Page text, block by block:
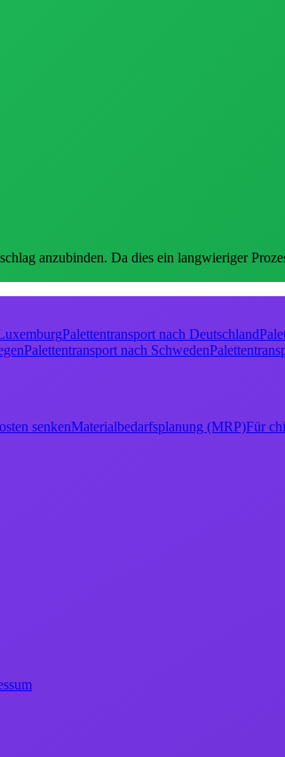
anzubinden. Da dies ein langwieriger
Palettentransport nach Deutschland
Palettentransport nach Schweden
senkenMaterialbedarfsplanung (MRP)Für